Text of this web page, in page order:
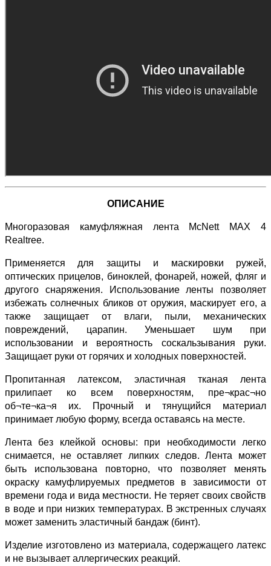
ОПИСАНИЕ
Многоразовая камуфляжная лента McNett MAX 4
Realtree.
Применяется для защиты и маскировки ружей,
оптических прицелов, биноклей, фонарей, ножей, фляг и
другого снаряжения. Использование ленты позволяет
избежать солнечных бликов от оружия, маскирует его, а
также защищает от влаги, пыли, механических
повреждений, царапин. Уменьшает шум при
использовании и вероятность соскальзывания руки.
Защищает руки от горячих и холодных поверхностей.
Пропитанная латексом, эластичная тканая лента
прилипает ко всем поверхностям, пре¬крас¬но
об¬те¬ка¬я их. Прочный и тянущийся материал
принимает любую форму, всегда оставаясь на месте.
Лента без клейкой основы: при необходимости легко
снимается, не оставляет липких следов. Лента может
быть использована повторно, что позволяет менять
окраску камуфлируемых предметов в зависимости от
времени года и вида местности. Не теряет своих свойств
в воде и при низких температурах. В экстренных случаях
может заменить эластичный бандаж (бинт).
Изделие изготовлено из материала, содержащего латекс
и не вызывает аллергических реакций.